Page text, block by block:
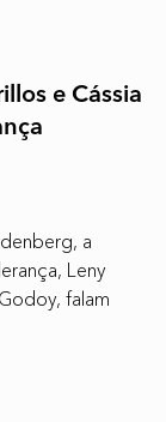
e Cássia
a
Leny
falam